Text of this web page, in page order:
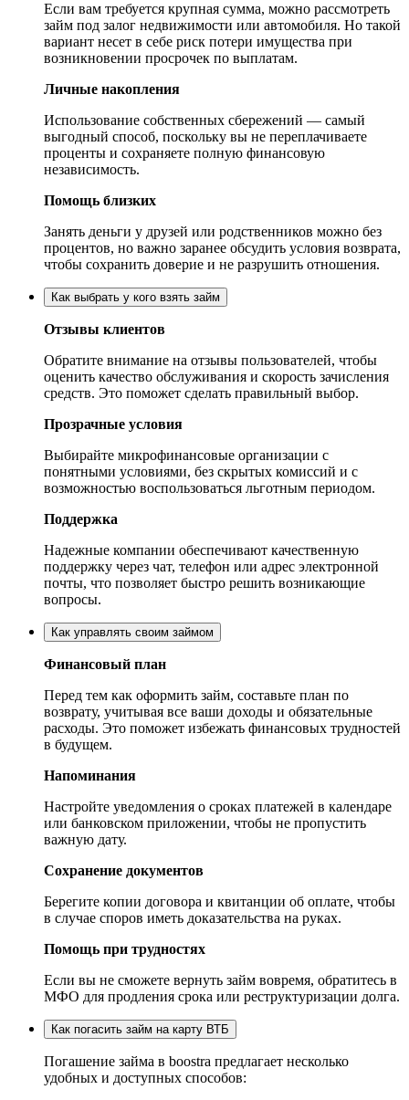
Если вам требуется крупная сумма, можно рассмотреть
займ под залог недвижимости или автомобиля. Но такой
вариант несет в себе риск потери имущества при
возникновении просрочек по выплатам.
Личные накопления
Использование собственных сбережений — самый
выгодный способ, поскольку вы не переплачиваете
проценты и сохраняете полную финансовую
независимость.
Помощь близких
Занять деньги у друзей или родственников можно без
процентов, но важно заранее обсудить условия возврата,
чтобы сохранить доверие и не разрушить отношения.
Как выбрать у кого взять займ
Отзывы клиентов
Обратите внимание на отзывы пользователей, чтобы
оценить качество обслуживания и скорость зачисления
средств. Это поможет сделать правильный выбор.
Прозрачные условия
Выбирайте микрофинансовые организации с
понятными условиями, без скрытых комиссий и с
возможностью воспользоваться льготным периодом.
Поддержка
Надежные компании обеспечивают качественную
поддержку через чат, телефон или адрес электронной
почты, что позволяет быстро решить возникающие
вопросы.
Как управлять своим займом
Финансовый план
Перед тем как оформить займ, составьте план по
возврату, учитывая все ваши доходы и обязательные
расходы. Это поможет избежать финансовых трудностей
в будущем.
Напоминания
Настройте уведомления о сроках платежей в календаре
или банковском приложении, чтобы не пропустить
важную дату.
Сохранение документов
Берегите копии договора и квитанции об оплате, чтобы
в случае споров иметь доказательства на руках.
Помощь при трудностях
Если вы не сможете вернуть займ вовремя, обратитесь в
МФО для продления срока или реструктуризации долга.
Как погасить займ на карту ВТБ
Погашение займа в boostra предлагает несколько
удобных и доступных способов: